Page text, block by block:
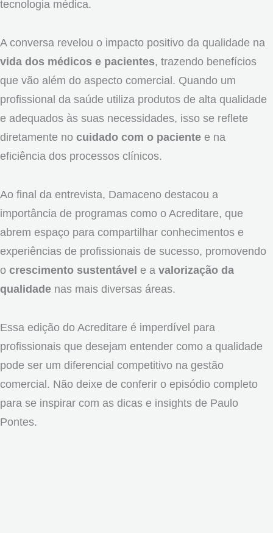
tecnologia médica.
A conversa revelou o impacto positivo da qualidade na
vida dos médicos e pacientes, trazendo benefícios
que vão além do aspecto comercial. Quando um
profissional da saúde utiliza produtos de alta qualidade
e adequados às suas necessidades, isso se reflete
diretamente no cuidado com o paciente e na
eficiência dos processos clínicos.
Ao final da entrevista, Damaceno destacou a
importância de programas como o Acreditare, que
abrem espaço para compartilhar conhecimentos e
experiências de profissionais de sucesso, promovendo
o crescimento sustentável e a valorização da
qualidade nas mais diversas áreas.
Essa edição do Acreditare é imperdível para
profissionais que desejam entender como a qualidade
pode ser um diferencial competitivo na gestão
comercial. Não deixe de conferir o episódio completo
para se inspirar com as dicas e insights de Paulo
Pontes.